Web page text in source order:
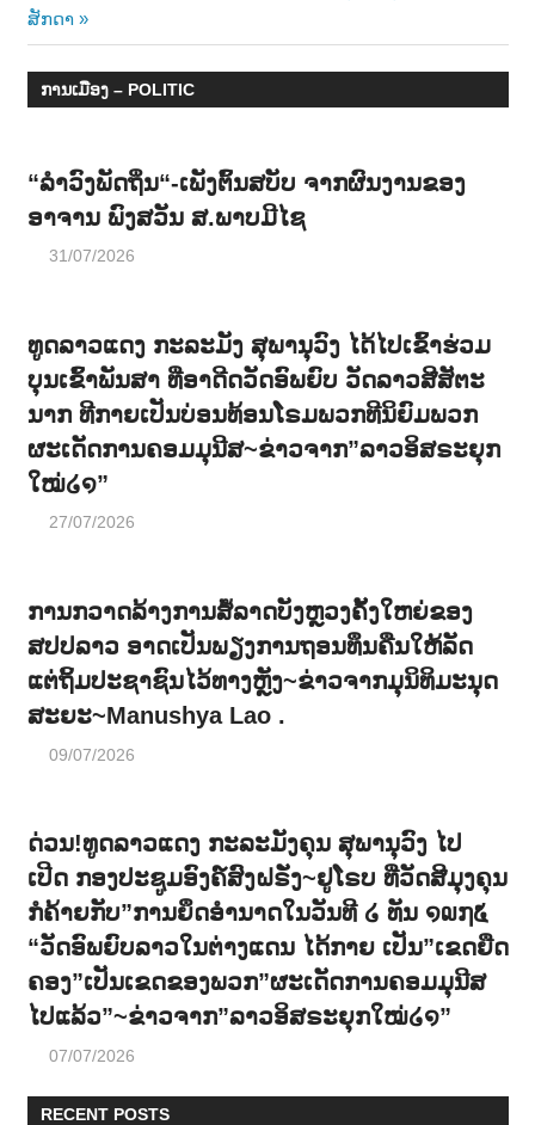
Post:
ສັກດາ
ການເມືອງ – POLITIC
“ລຳວົງພັດຖິ່ນ“-ເພັງຕົ້ນສບັບ ຈາກຜົນງານຂອງ
ອາຈານ ພົງສວັນ ສ.ພາບມີໄຊ
31/07/2026
ທູດລາວແດງ ກະລະມັງ ສຸພານຸວົງ ໄດ້ໄປເຂົ້າຮ່ວມ
ບຸນເຂົ້າພັນສາ ທີ່ອາດີດວັດອົພຍົບ ວັດລາວສີສັຕະ
ນາກ ທີກາຍເປັນບ່ອນທ້ອນໂຣມພວກທີນິຍົມພວກ
ຜະເດັດການຄອມມຸນີສ~ຂ່າວຈາກ”ລາວອິສຣະຍຸກ
ໃໝ່໒໑”
27/07/2026
ການກວາດລ້າງການສໍ້ລາດບັງຫຼວງຄັ້ງໃຫຍ່ຂອງ
ສປປລາວ ອາດເປັນພຽງການຖອນທຶນຄືນໃຫ້ລັດ
ແຕ່ຖິ້ມປະຊາຊົນໄວ້ທາງຫຼັງ~ຂ່າວຈາກມຸນິທິມະນຸດ
ສະຍະ~Manushya Lao .
09/07/2026
ດ່ວນ!ທູດລາວແດງ ກະລະມັງຄຸນ ສຸພານຸວົງ ໄປ
ເປີດ ກອງປະຊູມອົງຄ໌ສົງຝຣັ່ງ~ຢູໂຣບ ທີ່ວັດສີມຸງຄຸນ
ກໍຄ້າຍກັບ”ການຍຶດອຳນາດໃນວັນທີ ໒ ທັນ ໑໙໗໕
“ວັດອົພຍົບລາວໃນຕ່າງແດນ ໄດ້ກາຍ ເປັນ”ເຂດຍືດ
ຄອງ”ເປັນເຂດຂອງພວກ”ຜະເດັດການຄອມມຸນີສ
ໄປແລ້ວ”~ຂ່າວຈາກ”ລາວອິສຣະຍຸກໃໝ່໒໑”
07/07/2026
RECENT POSTS